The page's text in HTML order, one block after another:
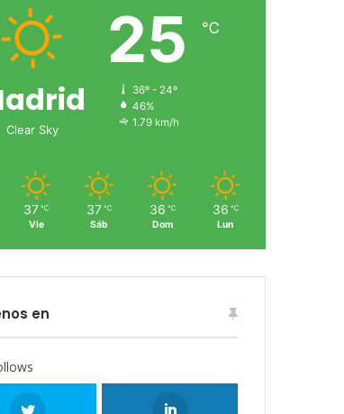
Clear Sky
25 ℃
36º - 24º
46%
1.79 km/h
37 ℃
Vie
37 ℃
Sáb
36 ℃
Dom
36 ℃
Lun
en